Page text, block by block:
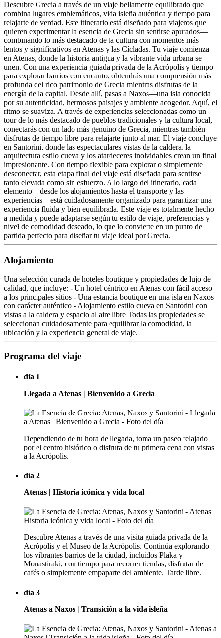
Descubre Grecia a través de un viaje bellamente equilibrado que
combina lugares emblemáticos, vida isleña auténtica y tiempo para
relajarte de verdad. Este itinerario está diseñado para viajeros que
quieren experimentar la esencia de Grecia sin sentirse apurados—
combinando lo más destacado de la cultura con momentos más
lentos y significativos en Atenas y las Cícladas. Tu viaje comienza
en Atenas, donde la historia antigua y la vibrante vida urbana se
unen. Con una experiencia guiada privada de la Acrópolis y tiempo
para explorar barrios con encanto, obtendrás una comprensión más
profunda del rico patrimonio de Grecia mientras disfrutas de la
energía de la capital. Desde allí, pasas a Naxos—una isla conocida
por su autenticidad, hermosos paisajes y ambiente acogedor. Aquí, el
ritmo se suaviza. A través de experiencias seleccionadas como un
tour de lo más destacado de pueblos tradicionales y la cultura local,
conectarás con un lado más genuino de Grecia, mientras también
disfrutas de tiempo libre para relajarte junto al mar. El viaje concluye
en Santorini, donde las espectaculares vistas de la caldera, la
arquitectura estilo cueva y los atardeceres inolvidables crean un final
impresionante. Con tiempo flexible para explorar o simplemente
desconectar, esta etapa final del viaje está diseñada para sentirse
tanto elevada como sin esfuerzo. A lo largo del itinerario, cada
elemento—desde los alojamientos hasta el transporte y las
experiencias—está cuidadosamente organizado para garantizar una
experiencia fluida y bien equilibrada. Este viaje es totalmente hecho
a medida y puede adaptarse según tu estilo de viaje, preferencias y
nivel de comodidad deseado, lo que lo convierte en un punto de
partida perfecto para diseñar tu viaje ideal por Grecia.
Alojamiento
Una selección curada de hoteles boutique y propiedades de lujo de
calidad, que incluye: - Un hotel céntrico en Atenas con fácil acceso
a los principales sitios - Una estancia boutique en una isla en Naxos
con carácter auténtico - Alojamiento estilo cueva en Santorini con
vistas a la caldera y espacio al aire libre Todas las propiedades se
seleccionan cuidadosamente para equilibrar la comodidad, la
ubicación y la experiencia general de viaje.
Programa del viaje
día 1
Llegada a Atenas | Bienvenido a Grecia
Dependiendo de tu hora de llegada, toma un paseo relajado
por el centro histórico o disfruta de tu primera cena con vistas
a la Acrópolis.
día 2
Atenas | Historia icónica y vida local
Descubre Atenas a través de una visita guiada privada de la
Acrópolis y el Museo de la Acrópolis. Continúa explorando
los vibrantes barrios de la ciudad, incluidos Plaka y
Monastiraki, con tiempo para recorrer tiendas, disfrutar de
cafés o simplemente empaparte del ambiente. Tarde libre.
día 3
Atenas a Naxos | Transición a la vida isleña